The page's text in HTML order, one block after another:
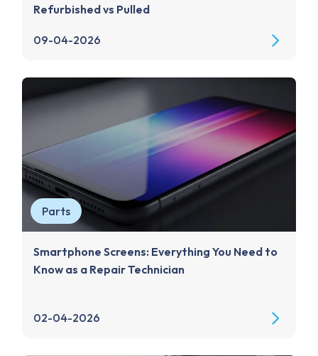
Refurbished vs Pulled
09-04-2026
Parts
Smartphone Screens: Everything You Need to
Know as a Repair Technician
02-04-2026